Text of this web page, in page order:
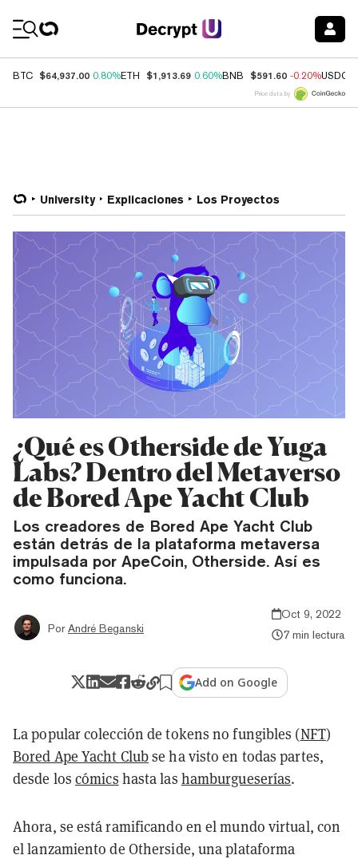
BTC $64,937.00 0.80%ETH $1,913.69 0.60%BNB $591.60 -0.20%USDC
Price data by
University Explicaciones Los Proyectos
¿Qué es Otherside de Yuga
Labs? Dentro del Metaverso
de Bored Ape Yacht Club
Los creadores de Bored Ape Yacht Club
están detrás de la plataforma metaversa
impulsada por ApeCoin, Otherside. Así es
como funciona.
Por André Beganski
Oct 9, 2022
7 min lectura
Add on Google
La popular colección de tokens no fungibles (NFT)
Bored Ape Yacht Clubse ha visto en todas partes,
desde los cómics hasta las hamburgueserías.
Ahora, se está ramificando en el mundo virtual, con
el lanzamiento de Otherside, una plataforma